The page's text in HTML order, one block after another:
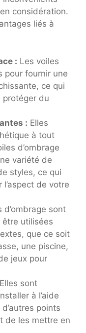
considération.
liés à
: Les voiles
pour fournir une
ce qui
protéger du
: Elles
à tout
d’ombrage
variété de
styles, ce qui
de votre
d’ombrage sont
utilisées
que ce soit
une piscine,
jeux pour
Elles sont
à l’aide
points
de les mettre en